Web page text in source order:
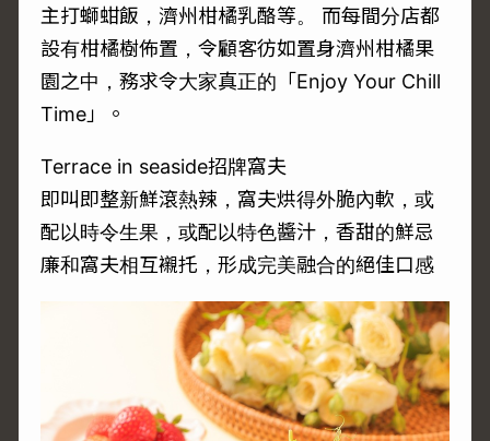
主打螄蚶飯，濟州柑橘乳酪等。 而每間分店都
設有柑橘樹佈置，令顧客彷如置身濟州柑橘果
園之中，務求令大家真正的「Enjoy Your Chill
Time」。
Terrace in seaside招牌窩夫
即叫即整新鮮滾熱辣，窩夫烘得外脆內軟，或
配以時令生果，或配以特色醬汁，香甜的鮮忌
廉和窩夫相互襯托，形成完美融合的絕佳口感